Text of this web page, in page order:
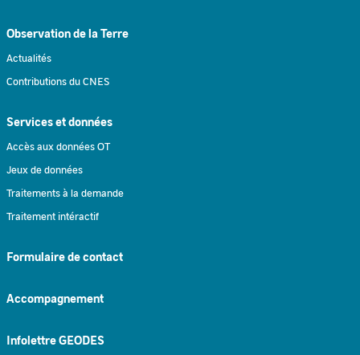
Observation de la Terre
Actualités
Contributions du CNES
Services et données
Accès aux données OT
Jeux de données
Traitements à la demande
Traitement intéractif
Formulaire de contact
Accompagnement
Infolettre GEODES